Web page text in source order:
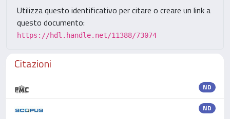
Utilizza questo identificativo per citare o creare un link a
questo documento:
https://hdl.handle.net/11388/73074
Citazioni
ND
ND